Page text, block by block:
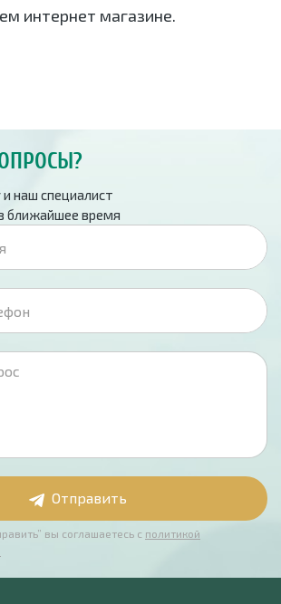
интернет магазине.
наш специалист
ближайшее время
Отправить
вы соглашаетесь с политикой